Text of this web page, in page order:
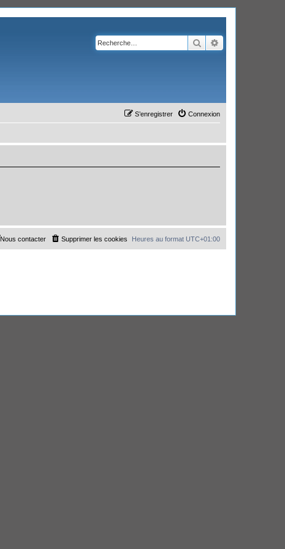
Rechercher
Connexion
S’enregistrer
Heures au format UTC+01:00
Supprimer les cookies
Nous contacter